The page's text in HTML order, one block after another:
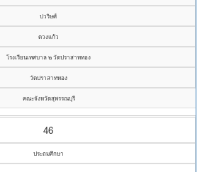
ปวริษศ์
ดวงแก้ว
โรงเรียนเทศบาล ๒ วัดปราสาททอง
วัดปราสาททอง
คณะจังหวัดสุพรรณบุรี
46
ประถมศึกษา